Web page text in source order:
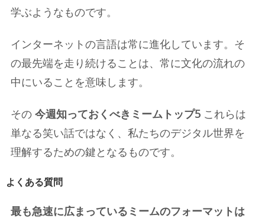
学ぶようなものです。
インターネットの言語は常に進化しています。そ
の最先端を走り続けることは、常に文化の流れの
中にいることを意味します。
その 今週知っておくべきミームトップ5 これらは
単なる笑い話ではなく、私たちのデジタル世界を
理解するための鍵となるものです。
よくある質問
最も急速に広まっているミームのフォーマットは